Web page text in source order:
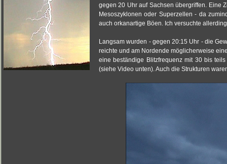
gegen 20 Uhr auf Sachsen übergriffen. Eine
Mesoszyklonen oder Superzellen - da
auch orkanartige Böen. Ich versuchte
Langsam wurden - gegen 20:15 Uhr - die
reichte und am Nordende möglicherweise
eine beständige Blitzfrequenz mit 30 bis
(siehe Video unten). Auch die Strukturen